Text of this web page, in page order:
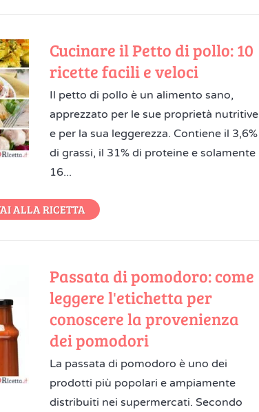
Cucinare il Petto di pollo: 10
ricette facili e veloci
Il petto di pollo è un alimento sano,
apprezzato per le sue proprietà nutritive
e per la sua leggerezza. Contiene il 3,6%
di grassi, il 31% di proteine e solamente
16...
ALLA RICETTA
Passata di pomodoro: come
leggere l'etichetta per
conoscere la provenienza
dei pomodori
La passata di pomodoro è uno dei
prodotti più popolari e ampiamente
distribuiti nei supermercati. Secondo